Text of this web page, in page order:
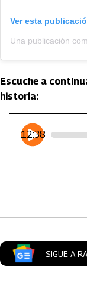
Ver esta
Escuche a
historia:
Player Articulos
play
12:38
SIGUE A